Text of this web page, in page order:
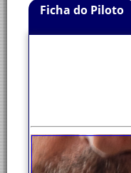
Ficha do Piloto